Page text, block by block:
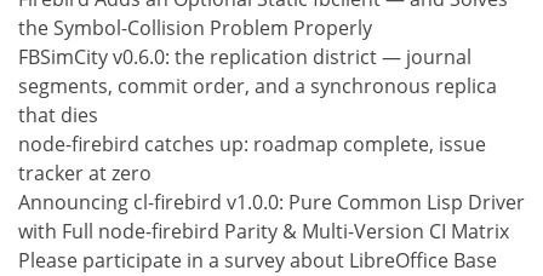
the Symbol-Collision Problem Properly
FBSimCity v0.6.0: the replication district — journal
segments, commit order, and a synchronous replica
that dies
node-firebird catches up: roadmap complete, issue
tracker at zero
Announcing cl-firebird v1.0.0: Pure Common Lisp Driver
with Full node-firebird Parity & Multi-Version CI Matrix
Please participate in a survey about LibreOffice Base